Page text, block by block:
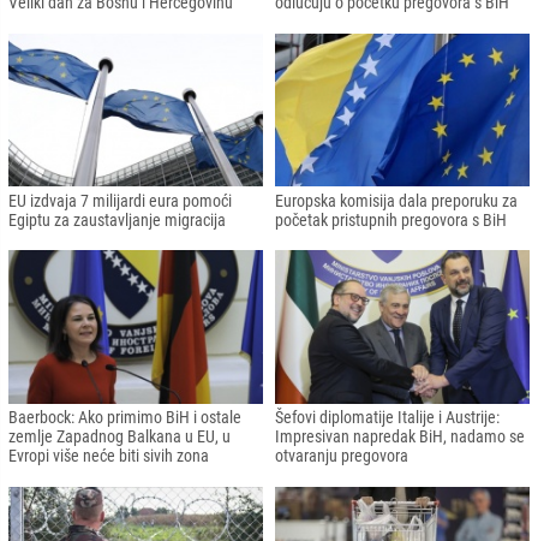
EU izdvaja 7 milijardi eura pomoći
Egiptu za zaustavljanje migracija
Europska komisija dala preporuku za
početak pristupnih pregovora s BiH
Baerbock: Ako primimo BiH i ostale
zemlje Zapadnog Balkana u EU, u
Evropi više neće biti sivih zona
Šefovi diplomatije Italije i Austrije:
Impresivan napredak BiH, nadamo se
otvaranju pregovora